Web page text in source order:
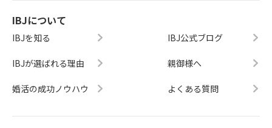
IBJについて
IBJを知る
IBJが選ばれる理由
婚活の成功ノウハウ
IBJ公式ブログ
親御様へ
よくある質問